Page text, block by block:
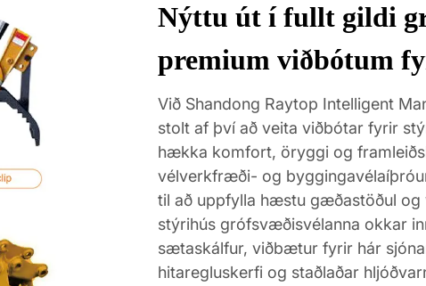
Nýttu út í fullt gildi
premium viðbótum
Við Shandong Raytop Intelligent
stolt af því að veita viðbótar fyrir
hækka komfort, öryggi og
vélverkfræði- og
til að uppfylla hæstu gæðastöðul og
stýrihús grófsvæðisvélanna okkar
sætaskálfur, viðbætur fyrir hár
hitaregluskerfi og staðlaðar